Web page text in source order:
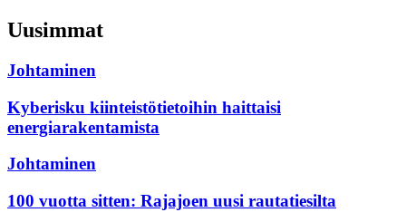
Uusimmat
Johtaminen
Kyberisku kiinteistötietoihin haittaisi
energiarakentamista
Johtaminen
100 vuotta sitten: Rajajoen uusi rautatiesilta